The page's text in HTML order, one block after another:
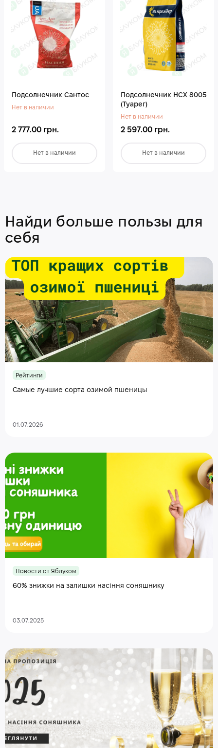
Подсолнечник Сантос
Нет в наличии
2 777.00 грн.
Нет в наличии
Подсолнечник НСХ 8005
(Туарег)
Нет в наличии
2 597.00 грн.
Нет в наличии
Найди больше пользы для
себя
Рейтинги
Самые лучшие сорта озимой пшеницы
01.07.2026
Новости от Яблуком
60% знижки на залишки насіння соняшнику
03.07.2025